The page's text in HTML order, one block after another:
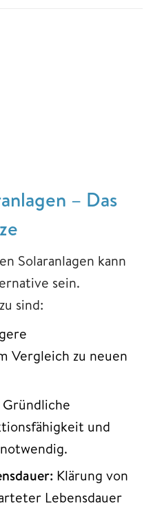
– Das
Solaranlagen kann
sein.
sind:
Vergleich zu neuen
Gründliche
und
Klärung von
Lebensdauer